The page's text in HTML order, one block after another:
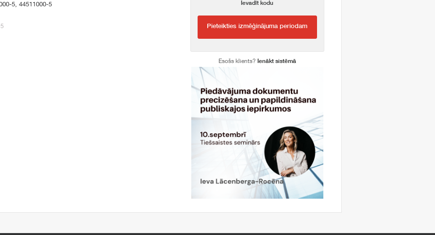
5, 44511000-5
Ievadīt kodu
Pieteikties izmēģinājuma periodam
Esošs klients? Ienākt sistēmā